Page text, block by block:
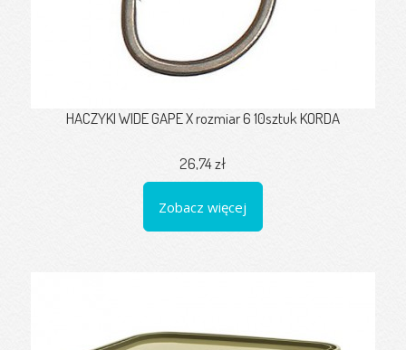
HACZYKI WIDE GAPE X rozmiar 6 10sztuk KORDA
26,74 zł
Zobacz więcej